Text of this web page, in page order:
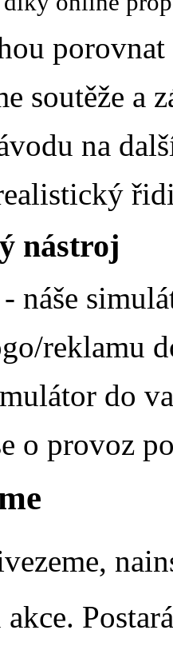
porovnat
soutěže a
na
nástroj
- náše
reklamu
do
o provoz